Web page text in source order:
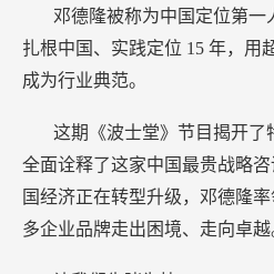
邓德隆被称为中国定位第一
扎根中国、实践定位 15 年，用
成为行业典范。
这期《波士堂》节目揭开了
全面诠释了这家中国最贵战略
国经济正在转型升级，邓德隆
多企业品牌走出困境、走向卓越